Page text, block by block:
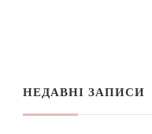
НЕДАВНІ ЗАПИСИ